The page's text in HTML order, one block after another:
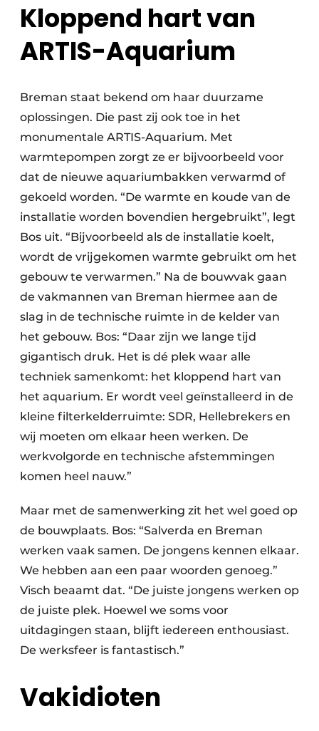
Kloppend hart van
ARTIS-Aquarium
Breman staat bekend om haar duurzame
oplossingen. Die past zij ook toe in het
monumentale ARTIS-Aquarium. Met
warmtepompen zorgt ze er bijvoorbeeld voor
dat de nieuwe aquariumbakken verwarmd of
gekoeld worden. “De warmte en koude van de
installatie worden bovendien hergebruikt”, legt
Bos uit. “Bijvoorbeeld als de installatie koelt,
wordt de vrijgekomen warmte gebruikt om het
gebouw te verwarmen.” Na de bouwvak gaan
de vakmannen van Breman hiermee aan de
slag in de technische ruimte in de kelder van
het gebouw. Bos: “Daar zijn we lange tijd
gigantisch druk. Het is dé plek waar alle
techniek samenkomt: het kloppend hart van
het aquarium. Er wordt veel geïnstalleerd in de
kleine filterkelderruimte: SDR, Hellebrekers en
wij moeten om elkaar heen werken. De
werkvolgorde en technische afstemmingen
komen heel nauw.”
Maar met de samenwerking zit het wel goed op
de bouwplaats. Bos: “Salverda en Breman
werken vaak samen. De jongens kennen elkaar.
We hebben aan een paar woorden genoeg.”
Visch beaamt dat. “De juiste jongens werken op
de juiste plek. Hoewel we soms voor
uitdagingen staan, blijft iedereen enthousiast.
De werksfeer is fantastisch.”
Vakidioten